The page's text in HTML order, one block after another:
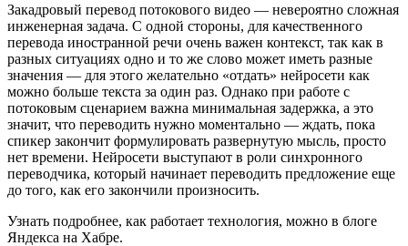
Закадровый перевод потокового видео — невероятно сложная
инженерная задача. С одной стороны, для качественного
перевода иностранной речи очень важен контекст, так как в
разных ситуациях одно и то же слово может иметь разные
значения — для этого желательно «отдать» нейросети как
можно больше текста за один раз. Однако при работе с
потоковым сценарием важна минимальная задержка, а это
значит, что переводить нужно моментально — ждать, пока
спикер закончит формулировать развернутую мысль, просто
нет времени. Нейросети выступают в роли синхронного
переводчика, который начинает переводить предложение еще
до того, как его закончили произносить.
Узнать подробнее, как работает технология, можно в блоге
Яндекса на Хабре.